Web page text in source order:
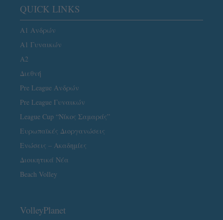
QUICK LINKS
Α1 Ανδρών
Α1 Γυναικών
A2
Διεθνή
Pre League Ανδρών
Pre League Γυναικών
League Cup “Νίκος Σαμαράς”
Ευρωπαϊκές Διοργανώσεις
Ενώσεις – Ακαδημίες
Διοικητικά Νέα
Beach Volley
VolleyPlanet